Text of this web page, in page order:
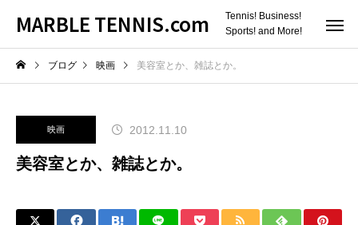
MARBLE TENNIS.com
Tennis! Business!
Sports! and More!
ブログ 映画 美容室とか、雑誌とか。
映画 2012.11.10
美容室とか、雑誌とか。